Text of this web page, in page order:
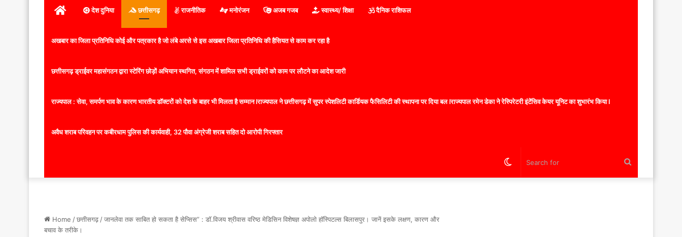
होम देश दुनिया छत्तीसगढ़ राजनीतिक मनोरंजन अजब गजब स्वास्थ्य/ शिक्षा दैनिक राशिफल
अखबार का जिला प्रतिनिधि कोई और पत्रकार है जो लंबे अरसे से इस अखबार जिला प्रतिनिधि की हैसियत से काम कर रहा है
छत्तीसगढ़ ड्राईवर महासंगठन द्वारा स्टेरिंग छोड़ों अभियान स्थगित, संगठन में शामिल सभी ड्राईवरों को काम पर लौटने का आदेश जारी
राज्यपाल : सेवा, समर्पण भाव के कारण भारतीय डॉक्टरों को देश के बाहर भी मिलता है सम्मान lराज्यपाल ने छत्तीसगढ़ में सुपर स्पेशलिटी कार्डियक फैसिलिटी की स्थापना पर दिया बल lराज्यपाल रमेन डेका ने रेस्पिरेटरी इंटेंसिव केयर यूनिट का शुभारंभ किया l
अवैध शराब परिवहन पर कबीरधाम पुलिस की कार्यवाही, 32 पौवा अंग्रेजी शराब सहित दो आरोपी गिरफ्तार
Switch
Home /छत्तीसगढ़ /जानलेवा तक साबित हो सकता है सेप्सिस” : डॉ.विजय श्रीवास वरिष्ठ मेडिसिन विशेषज्ञ अपोलो हॉस्पिटल्स बिलासपुर। जानें इसके लक्षण, कारण और
बचाव के तरीके।